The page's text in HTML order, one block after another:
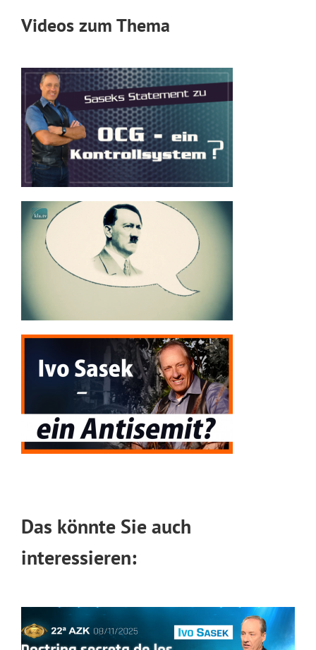
Videos zum Thema
Das könnte Sie auch
interessieren: